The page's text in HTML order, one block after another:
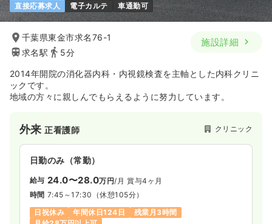
直接応募求人 電子カルテ 車通勤可
千葉県東金市求名76-1
求名駅
5分
施設詳細
2014年開院の消化器内科・内視鏡検査を主軸とした内科クリニ
ックです。
地域の方々に親しんでもらえるように努力しています。
外来正看護師 クリニック
日勤のみ（常勤）
給与 24.0〜28.0万円/月 賞与4ヶ月
時間 7:45～17:30 （休憩105分）
日祝休み
年間休日124日
残業月3時間